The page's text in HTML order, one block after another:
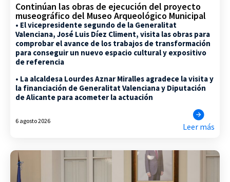
Continúan las obras de ejecución del proyecto
museográfico del Museo Arqueológico Municipal
• El vicepresidente segundo de la Generalitat
Valenciana, José Luis Díez Climent, visita las obras para
comprobar el avance de los trabajos de transformación
para conseguir un nuevo espacio cultural y expositivo
de referencia
• La alcaldesa Lourdes Aznar Miralles agradece la visita y
la financiación de Generalitat Valenciana y Diputación
de Alicante para acometer la actuación
6 agosto 2026
Leer más